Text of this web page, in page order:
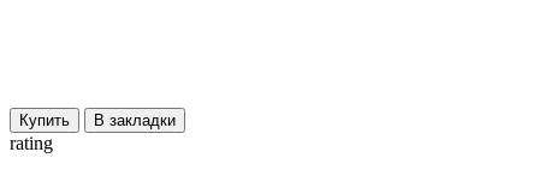
Купить В закладки
rating